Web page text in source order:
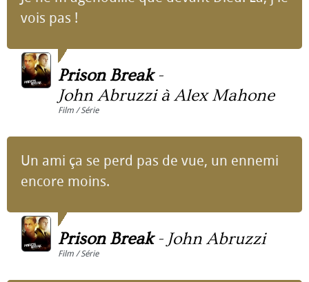
vois pas !
Prison Break-
John Abruzzi à Alex Mahone
Film / Série
Un ami ça se perd pas de vue, un ennemi
encore moins.
Prison Break- John Abruzzi
Film / Série